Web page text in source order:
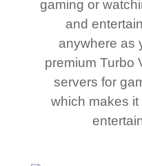
gaming or
and
anywhere as
premium Turbo
servers for
which makes